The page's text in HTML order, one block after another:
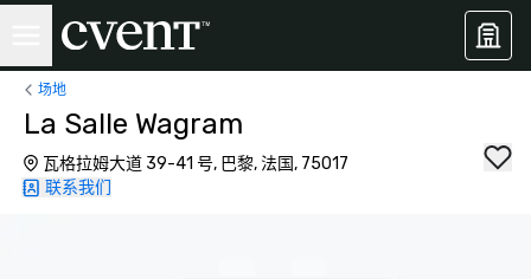
场地
La Salle Wagram
瓦格拉姆大道 39-41 号, 巴黎, 法国, 75017
联系我们